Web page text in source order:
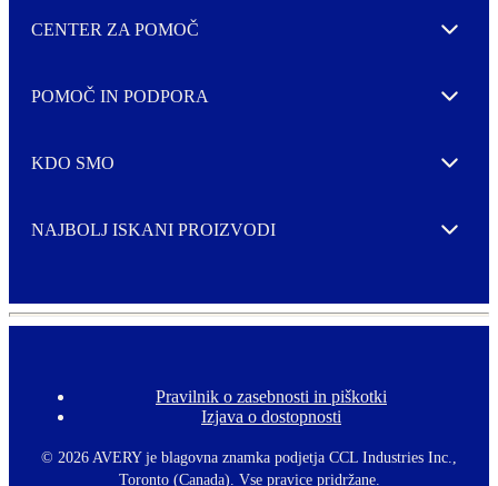
CENTER ZA POMOČ Expand
POMOČ IN PODPORA Expand
KDO SMO Expand
NAJBOLJ ISKANI PROIZVODI Expand
F
o
t
e
Pravilnik o zasebnosti in piškotki
Izjava o dostopnosti
© 2026 AVERY je blagovna znamka podjetja CCL Industries Inc.,
Toronto (Canada). Vse pravice pridržane.